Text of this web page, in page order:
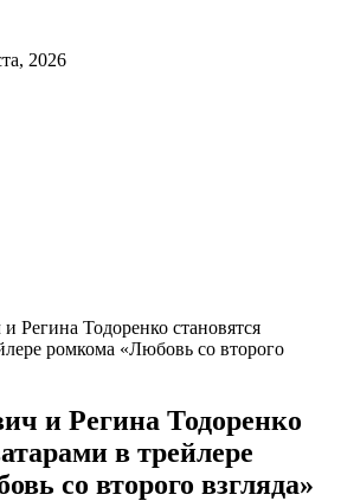
2026
Регина Тодоренко становятся
ромкома «Любовь со второго
и Регина Тодоренко
в трейлере
со второго взгляда»